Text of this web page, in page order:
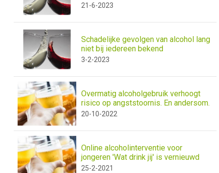
21-6-2023
Schadelijke gevolgen van alcohol lang
niet bij iedereen bekend
3-2-2023
Overmatig alcoholgebruik verhoogt
risico op angststoornis. En andersom.
20-10-2022
Online alcoholinterventie voor
jongeren 'Wat drink jij' is vernieuwd
25-2-2021